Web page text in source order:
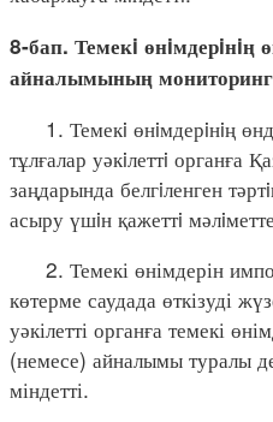
8-бап. Темекi өнiмдерiнiң
айналымының
1. Темекi өнiмдерiнiң
тұлғалар уәкiлеттi органға
заңдарында белгiленген
асыру үшiн қажеттi
2. Темекі өнімдерін
көтерме саудада өткізуді
уәкілетті органға темекі
(немесе) айналымы туралы
міндетті.